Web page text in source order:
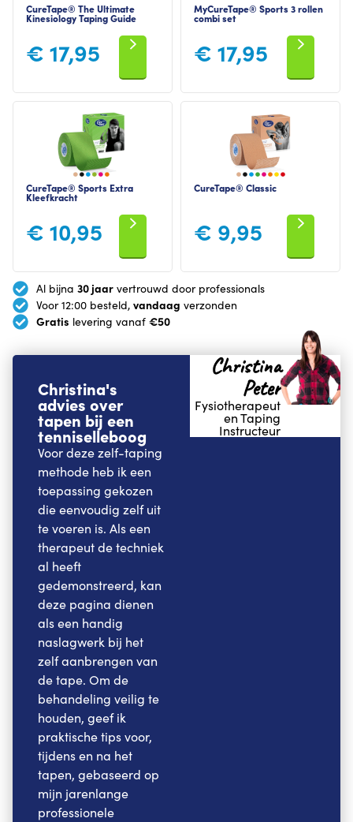
CureTape® The Ultimate
Kinesiology Taping Guide
€ 17,95
MyCureTape® Sports 3 rollen
combi set
€ 17,95
CureTape® Sports Extra
Kleefkracht
€ 10,95
CureTape® Classic
€ 9,95
Al bijna 30 jaar vertrouwd door professionals
Voor 12:00 besteld, vandaag verzonden
Gratis levering vanaf €50
Christina's
advies over
tapen bij een
tenniselleboog
Voor deze zelf-taping
methode heb ik een
toepassing gekozen
die eenvoudig zelf uit
te voeren is. Als een
therapeut de techniek
al heeft
gedemonstreerd, kan
deze pagina dienen
als een handig
naslagwerk bij het
zelf aanbrengen van
de tape. Om de
behandeling veilig te
houden, geef ik
praktische tips voor,
tijdens en na het
tapen, gebaseerd op
mijn jarenlange
professionele
Christina
Peter
Fysiotherapeut
en Taping
Instructeur